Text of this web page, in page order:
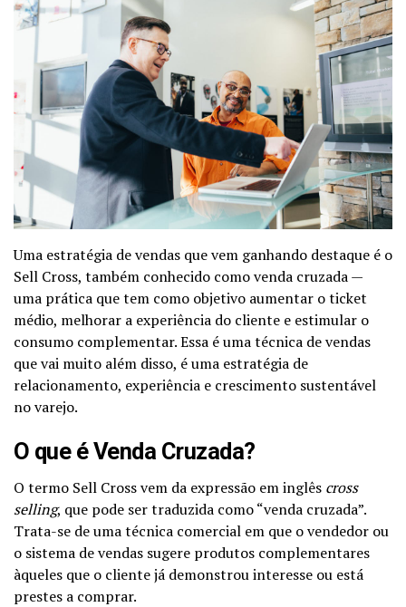
Uma estratégia de vendas que vem ganhando destaque é o
Sell Cross, também conhecido como venda cruzada —
uma prática que tem como objetivo aumentar o ticket
médio, melhorar a experiência do cliente e estimular o
consumo complementar. Essa é uma técnica de vendas
que vai muito além disso, é uma estratégia de
relacionamento, experiência e crescimento sustentável
no varejo.
O que é Venda Cruzada?
O termo Sell Cross vem da expressão em inglês cross
selling, que pode ser traduzida como “venda cruzada”.
Trata-se de uma técnica comercial em que o vendedor ou
o sistema de vendas sugere produtos complementares
àqueles que o cliente já demonstrou interesse ou está
prestes a comprar.